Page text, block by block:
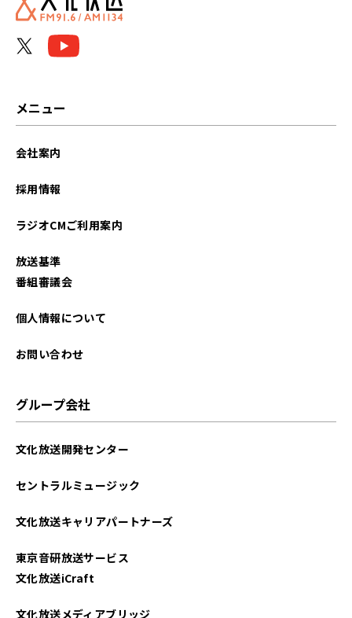
メニュー
会社案内
採用情報
ラジオCMご利用案内
放送基準
番組審議会
個人情報について
お問い合わせ
グループ会社
文化放送開発センター
セントラルミュージック
文化放送キャリアパートナーズ
東京音研放送サービス
文化放送iCraft
文化放送メディアブリッジ